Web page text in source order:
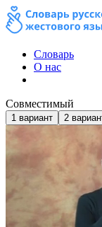
Словарь
О нас
Совместимый
1 вариант 2